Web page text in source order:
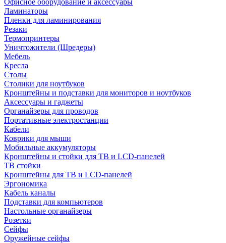
Офисное оборудование и аксессуары
Ламинаторы
Пленки для ламинирования
Резаки
Термопринтеры
Уничтожители (Шредеры)
Мебель
Кресла
Столы
Столики для ноутбуков
Кронштейны и подставки для мониторов и ноутбуков
Аксессуары и гаджеты
Органайзеры для проводов
Портативные электростанции
Кабели
Коврики для мыши
Мобильные аккумуляторы
Кронштейны и стойки для ТВ и LCD-панелей
ТВ стойки
Кронштейны для ТВ и LCD-панелей
Эргономика
Кабель каналы
Подставки для компьютеров
Настольные органайзеры
Розетки
Сейфы
Оружейные сейфы